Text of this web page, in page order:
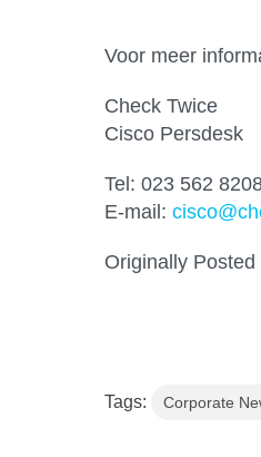
Voor meer
Check Twice
Cisco Persdesk
Tel: 023 562
E-mail:
Originally
Tags: Corporate